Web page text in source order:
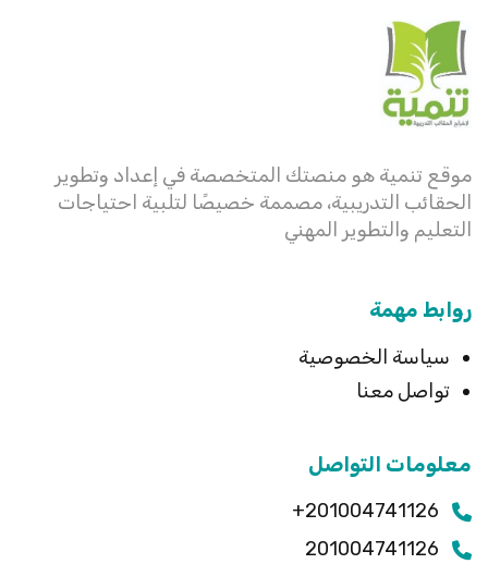
موقع تنمية هو منصتك المتخصصة في إعداد وتطوير
الحقائب التدريبية، مصممة خصيصًا لتلبية احتياجات
التعليم والتطوير المهني
روابط مهمة
سياسة الخصوصية
تواصل معنا
معلومات التواصل
201004741126+
201004741126